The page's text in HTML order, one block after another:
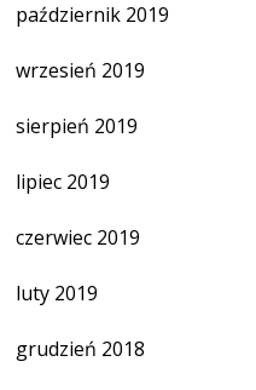
październik 2019
wrzesień 2019
sierpień 2019
lipiec 2019
czerwiec 2019
luty 2019
grudzień 2018